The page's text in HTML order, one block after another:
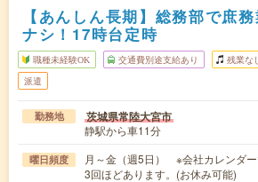
【あんしん長期】総務部で庶
ナシ！17時台定時
職種未経験OK 交通費別途支給あり 残業なし
派遣
勤務地 茨城県常陸大宮市
静駅から車11分
曜日頻度
月～金（週5日） ※会社カレンダ
3回ほどあります。(お休み可能)